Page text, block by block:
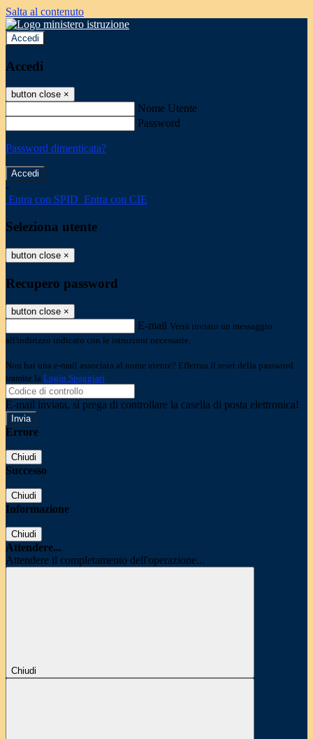
Salta al contenuto
Accedi
Accedi
button close ×
Nome Utente
Password
Password dimenticata?
-
Entra con SPID Entra con CIE
Seleziona utente
button close ×
Recupero password
button close ×
E-mail Verrà inviato un messaggio
all'indirizzo indicato con le istruzioni necessarie.
Non hai una e-mail associata al nome utente? Effettua il reset della password
tramite la Login Spaggiari
E-mail inviata, si prega di controllare la casella di posta elettronica!
Errore
Chiudi
Successo
Chiudi
Informazione
Chiudi
Attendere...
Attendere il completamento dell'operazione...
Chiudi